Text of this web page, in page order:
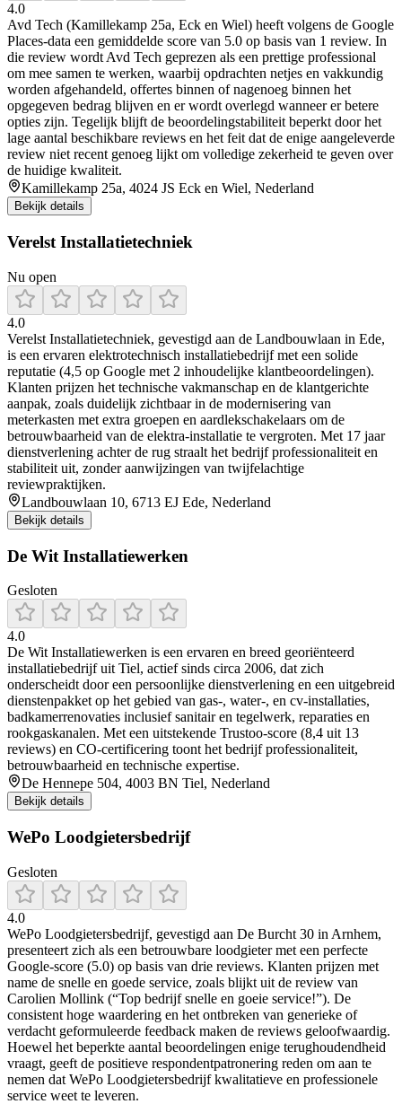
4.0
Avd Tech (Kamillekamp 25a, Eck en Wiel) heeft volgens de Google
Places-data een gemiddelde score van 5.0 op basis van 1 review. In
die review wordt Avd Tech geprezen als een prettige professional
om mee samen te werken, waarbij opdrachten netjes en vakkundig
worden afgehandeld, offertes binnen of nagenoeg binnen het
opgegeven bedrag blijven en er wordt overlegd wanneer er betere
opties zijn. Tegelijk blijft de beoordelingstabiliteit beperkt door het
lage aantal beschikbare reviews en het feit dat de enige aangeleverde
review niet recent genoeg lijkt om volledige zekerheid te geven over
de huidige kwaliteit.
Kamillekamp 25a, 4024 JS Eck en Wiel, Nederland
Bekijk details
Verelst Installatietechniek
Nu open
4.0
Verelst Installatietechniek, gevestigd aan de Landbouwlaan in Ede,
is een ervaren elektrotechnisch installatiebedrijf met een solide
reputatie (4,5 op Google met 2 inhoudelijke klantbeoordelingen).
Klanten prijzen het technische vakmanschap en de klantgerichte
aanpak, zoals duidelijk zichtbaar in de modernisering van
meterkasten met extra groepen en aardlekschakelaars om de
betrouwbaarheid van de elektra-installatie te vergroten. Met 17 jaar
dienstverlening achter de rug straalt het bedrijf professionaliteit en
stabiliteit uit, zonder aanwijzingen van twijfelachtige
reviewpraktijken.
Landbouwlaan 10, 6713 EJ Ede, Nederland
Bekijk details
De Wit Installatiewerken
Gesloten
4.0
De Wit Installatiewerken is een ervaren en breed georiënteerd
installatiebedrijf uit Tiel, actief sinds circa 2006, dat zich
onderscheidt door een persoonlijke dienstverlening en een uitgebreid
dienstenpakket op het gebied van gas-, water-, en cv‑installaties,
badkamerrenovaties inclusief sanitair en tegelwerk, reparaties en
rookgaskanalen. Met een uitstekende Trustoo-score (8,4 uit 13
reviews) en CO‑certificering toont het bedrijf professionaliteit,
betrouwbaarheid en technische expertise.
De Hennepe 504, 4003 BN Tiel, Nederland
Bekijk details
WePo Loodgietersbedrijf
Gesloten
4.0
WePo Loodgietersbedrijf, gevestigd aan De Burcht 30 in Arnhem,
presenteert zich als een betrouwbare loodgieter met een perfecte
Google-score (5.0) op basis van drie reviews. Klanten prijzen met
name de snelle en goede service, zoals blijkt uit de review van
Carolien Mollink (“Top bedrijf snelle en goeie service!”). De
consistent hoge waardering en het ontbreken van generieke of
verdacht geformuleerde feedback maken de reviews geloofwaardig.
Hoewel het beperkte aantal beoordelingen enige terughoudendheid
vraagt, geeft de positieve respondentpatronering reden om aan te
nemen dat WePo Loodgietersbedrijf kwalitatieve en professionele
service weet te leveren.